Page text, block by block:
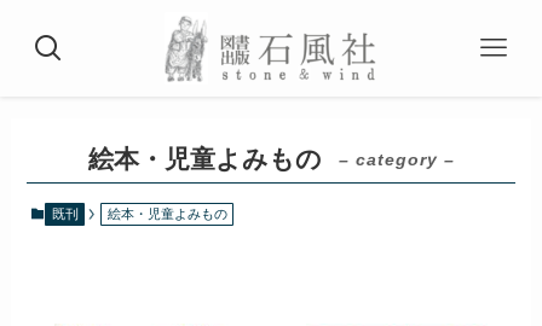
絵本・児童よみもの – category –
既刊 絵本・児童よみもの